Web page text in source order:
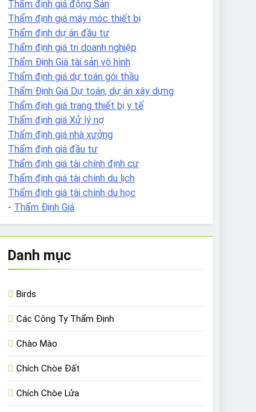
Thẩm định giá động Sản
Thẩm định giá máy móc thiết bị
Thẩm định dự án đầu tư
Thẩm định giá tri doanh nghiệp
Thẩm Định Giá tài sản vô hình
Thẩm định giá dự toán gói thầu
Thẩm Định Giá Dự toán, dự án xây dựng
Thẩm định giá trang thiết bị y tế
Thẩm định giá Xử lý nợ
Thẩm định giá nhà xưởng
Thẩm định giá đầu tư
Thẩm định giá tài chính định cư
Thẩm định giá tài chính du lịch
Thẩm định giá tài chính du học
- Thẩm Định Giá
Danh mục
Birds
Các Công Ty Thẩm Định
Chào Mào
Chích Chòe Đất
Chích Chòe Lửa